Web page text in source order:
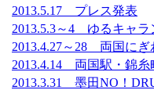
2013.5.17 プレス発表
2013.5.3～4 ゆるキャ
2013.4.27～28 両国にぎ
2013.4.14 両国駅・錦糸
2013.3.31 墨田NO！